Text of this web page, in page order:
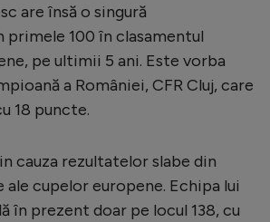
în cont
cont
are însă o singură
100 în clasamentul
pe ultimii 5 ani. Este vorba
a României, CFR Cluj, care
18 puncte.
cauza rezultatelor slabe din
ale cupelor europene. Echipa lui
în prezent doar pe locul 138, cu